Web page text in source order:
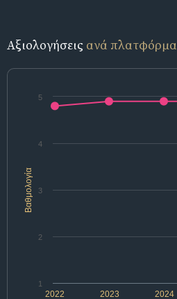
Αξιολογήσεις ανά πλατφόρμα
Βαθμολογία
2022 2024
2023
1
2
3
4
5